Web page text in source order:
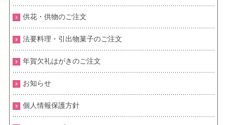
供花・供物のご注文
法要料理・引出物菓子のご注文
年賀欠礼はがきのご注文
お知らせ
個人情報保護方針